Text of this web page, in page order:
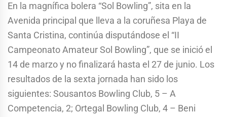
En la magnífica bolera “Sol Bowling”, sita en la
Avenida principal que lleva a la coruñesa Playa de
Santa Cristina, continúa disputándose el “II
Campeonato Amateur Sol Bowling”, que se inició el
14 de marzo y no finalizará hasta el 27 de junio. Los
resultados de la sexta jornada han sido los
siguientes: Sousantos Bowling Club, 5 – A
Competencia, 2; Ortegal Bowling Club, 4 – Beni